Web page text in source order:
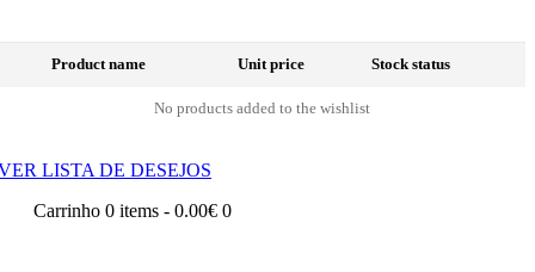
Product name Unit price Stock status
No products added to the wishlist
LISTA DE DESEJOS
Carrinho 0 items - 0.00€ 0